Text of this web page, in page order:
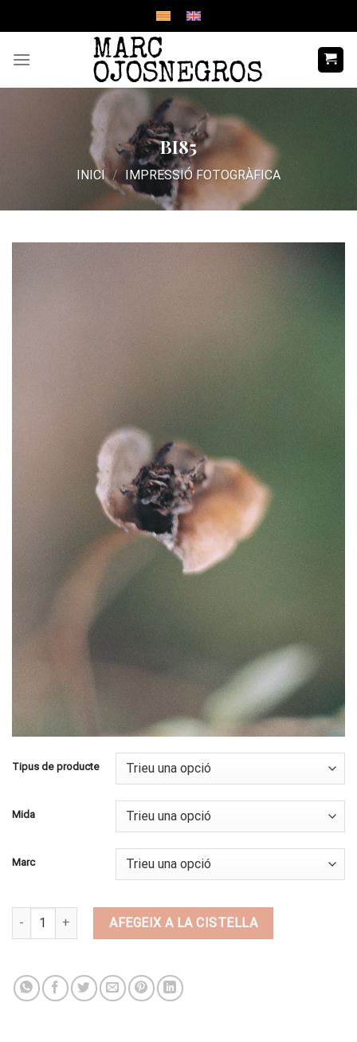
to
BI85
INICI / IMPRESSIÓ FOTOGRÀFICA
Tipus de producte
Mida
Marc
quantitat de BI85 AFEGEIX A LA CISTELLA